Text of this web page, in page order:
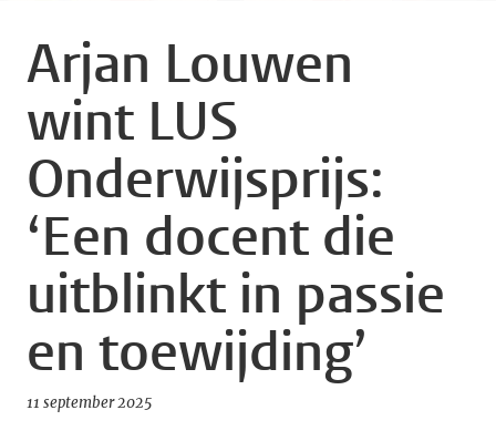
Arjan Louwen
wint LUS
Onderwijsprijs:
‘Een docent die
uitblinkt in passie
en toewijding’
11 september 2025